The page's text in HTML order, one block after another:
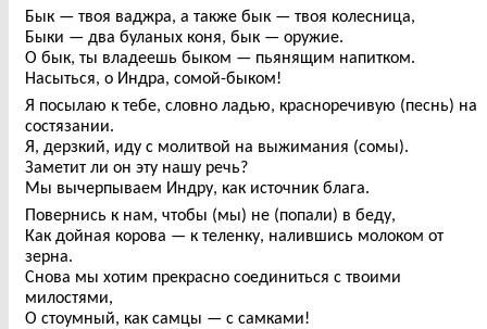
Бык — твоя ваджра, а также бык — твоя колесница,
Быки — два буланых коня, бык — оружие.
О бык, ты владеешь быком — пьянящим напитком.
Насыться, о Индра, сомой-быком!
Я посылаю к тебе, словно ладью, красноречивую (песнь) на
состязании.
Я, дерзкий, иду с молитвой на выжимания (сомы).
Заметит ли он эту нашу речь?
Мы вычерпываем Индру, как источник блага.
Повернись к нам, чтобы (мы) не (попали) в беду,
Как дойная корова — к теленку, налившись молоком от
зерна.
Снова мы хотим прекрасно соединиться с твоими
милостями,
О стоумный, как самцы — с самками!